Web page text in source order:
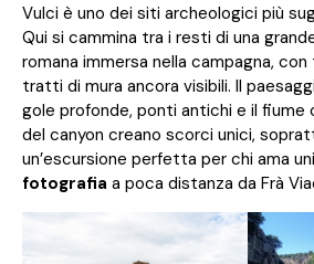
Vulci è uno dei siti archeologici più
Qui si cammina tra i resti di una
romana immersa nella campagna,
tratti di mura ancora visibili. Il
gole profonde, ponti antichi e il fiume
del canyon creano scorci unici,
un’escursione perfetta per chi ama
fotografia a poca distanza da Frà